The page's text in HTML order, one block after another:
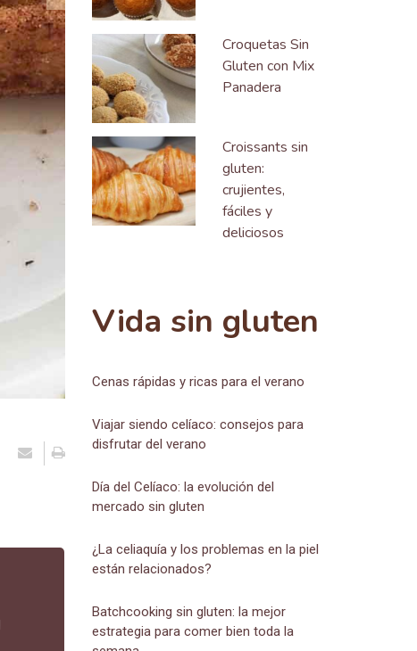
Croquetas Sin
Gluten con Mix
Panadera
Croissants sin
gluten:
crujientes,
fáciles y
deliciosos
Vida sin gluten
Cenas rápidas y ricas para el verano
Viajar siendo celíaco: consejos para
disfrutar del verano
Día del Celíaco: la evolución del
mercado sin gluten
¿La celiaquía y los problemas en la piel
están relacionados?
Batchcooking sin gluten: la mejor
estrategia para comer bien toda la